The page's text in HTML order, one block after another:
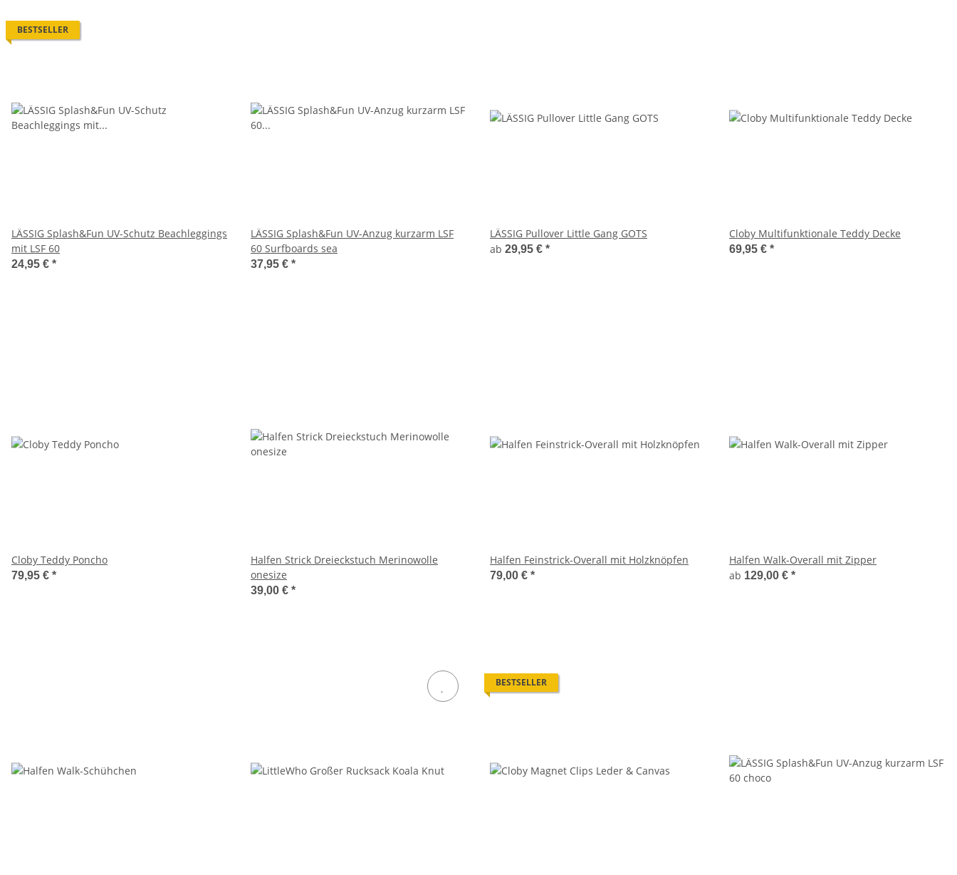
BESTSELLER
LÄSSIG Splash&Fun UV-Schutz Beachleggings
mit LSF 60
24,95 € *
LÄSSIG Splash&Fun UV-Anzug kurzarm LSF
60 Surfboards sea
37,95 € *
LÄSSIG Pullover Little Gang GOTS
ab 29,95 € *
Cloby Multifunktionale Teddy Decke
69,95 € *
Cloby Teddy Poncho
79,95 € *
Halfen Strick Dreieckstuch Merinowolle
onesize
39,00 € *
Halfen Feinstrick-Overall mit Holzknöpfen
79,00 € *
Halfen Walk-Overall mit Zipper
ab 129,00 € *
BESTSELLER